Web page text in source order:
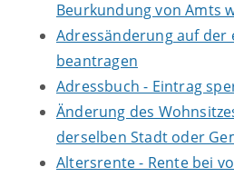
Beurkundung von Amts
Adressänderung auf der
beantragen
Adressbuch - Eintrag
Änderung des
derselben Stadt oder
Altersrente - Rente bei